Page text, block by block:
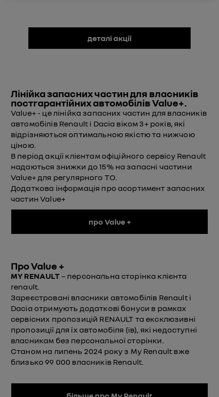
деталі акції
Лінійка запасних частин для власників
постгарантійних автомобілів Value+.
Value+ - це лінійка запасних частин для власників
автомобілів Renault і Dacia віком 3+ років, які
відрізняються оптимальною якістю та нижчою
ціною.
В період акції клієнтам офіційного сервісу Renault
надаються знижки до 15% на запасні частини
Value+ для регулярного ТО.
Додаткова інформація про асортимент запасних
частин Value+
про Value +
Про Value +
MY RENAULT – персональна сторінка клієнта
renault.
Зареєстровані власники автомобілів Renault і
Dacia отримують додаткові бонуси в рамках
сервісних пропозицій RENAULT та ексклюзивні
пропозиції для їх автомобіля (ів), які недоступні
власникам без персональної сторінки.
Станом на липень 2024 року з My Renault вже
близько 99 000 власників Renault.